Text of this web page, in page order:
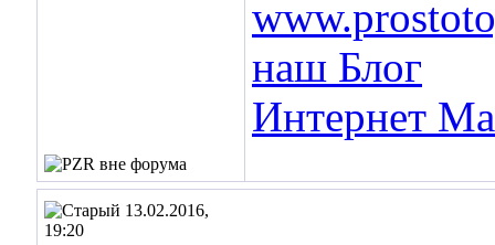
наш Блог
Интернет
13.02.2016,
19:20